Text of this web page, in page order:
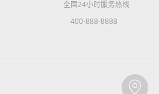
全国24小时服务热线
400-888-8888